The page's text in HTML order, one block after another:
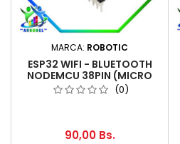
MARCA: ROBOTIC
ESP32 WIFI - BLUETOOTH
NODEMCU 38PIN (MICRO
USB)
(0)
90,00 Bs.